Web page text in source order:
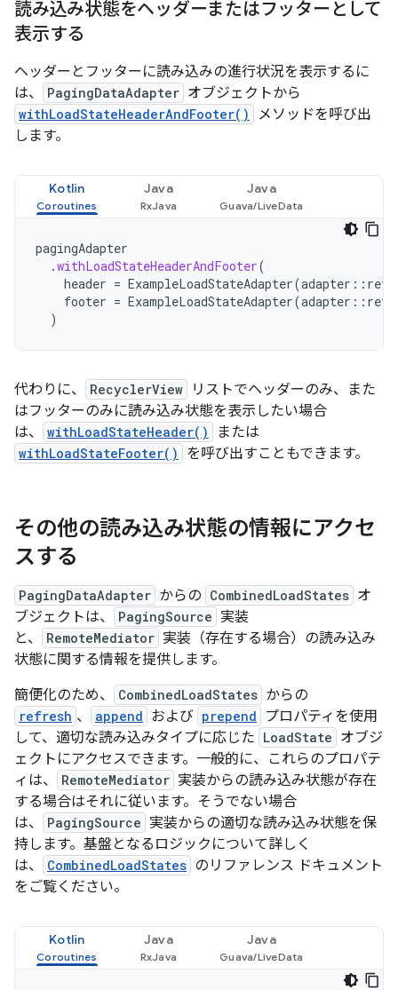
読み込み状態をヘッダーまたはフッターとして
表示する
ヘッダーとフッターに読み込みの進行状況を表示するに
は、
PagingDataAdapter オブジェクトから
withLoadStateHeaderAndFooter()
メソッドを呼び出
します。
Kotlin Java Java
pagingAdapter
.withLoadStateHeaderAndFooter(
header = ExampleLoadStateAdapter(adapter ::
footer = ExampleLoadStateAdapter(adapter ::
)
代わりに、 RecyclerView
リストでヘッダーのみ、また
はフッターのみに読み込み状態を表示したい場合
は、
withLoadStateHeader() または
withLoadStateFooter() を呼び出すこともできます。
その他の読み込み状態の情報にアクセ
スする
PagingDataAdapter からの CombinedLoadStates オ
ブジェクトは、
PagingSource 実装
と、
RemoteMediator 実装（存在する場合）の読み込み
状態に関する情報を提供します。
簡便化のため、
CombinedLoadStates からの
refresh 、 append および prepend
プロパティを使用
して、適切な読み込みタイプに応じた LoadState オブジ
ェクトにアクセスできます。一般的に、これらのプロパテ
ィは、
RemoteMediator 実装からの読み込み状態が存在
する場合はそれに従います。そうでない場合
は、
PagingSource 実装からの適切な読み込み状態を保
持します。基盤となるロジックについて詳しく
は、
CombinedLoadStates のリファレンス ドキュメント
をご覧ください。
Kotlin Java Java